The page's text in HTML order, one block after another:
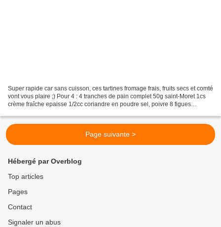
Super rapide car sans cuisson, ces tartines fromage frais, fruits secs et comté
vont vous plaire ;) Pour 4 : 4 tranches de pain complet 50g saint-Moret 1cs
crème fraîche epaisse 1/2cc coriandre en poudre sel, poivre 8 figues
Page suivante >
Hébergé par Overblog
Top articles
Pages
Contact
Signaler un abus